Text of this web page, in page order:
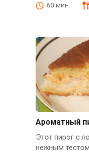
60 мин.
Ароматный
Этот пирог с
нежным